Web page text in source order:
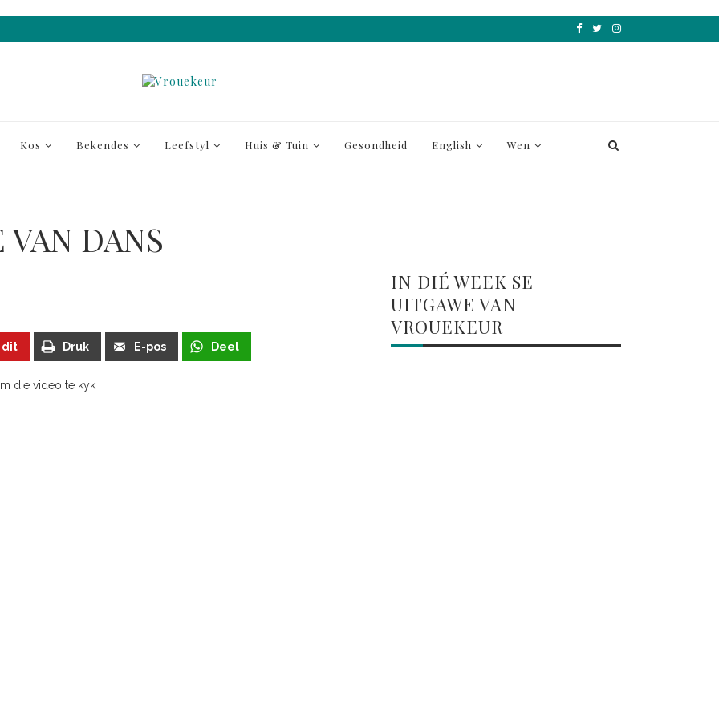
Kos Bekendes Leefstyl Huis & Tuin Gesondheid English Wen
DANS
dit Druk E-pos Deel
die video te kyk
IN DIÉ WEEK SE
UITGAWE VAN
VROUEKEUR